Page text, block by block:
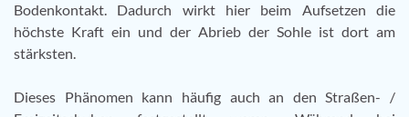
Bodenkontakt. Dadurch wirkt hier beim Aufsetzen die
höchste Kraft ein und der Abrieb der Sohle ist dort am
stärksten.
Dieses Phänomen kann häufig auch an den Straßen- /